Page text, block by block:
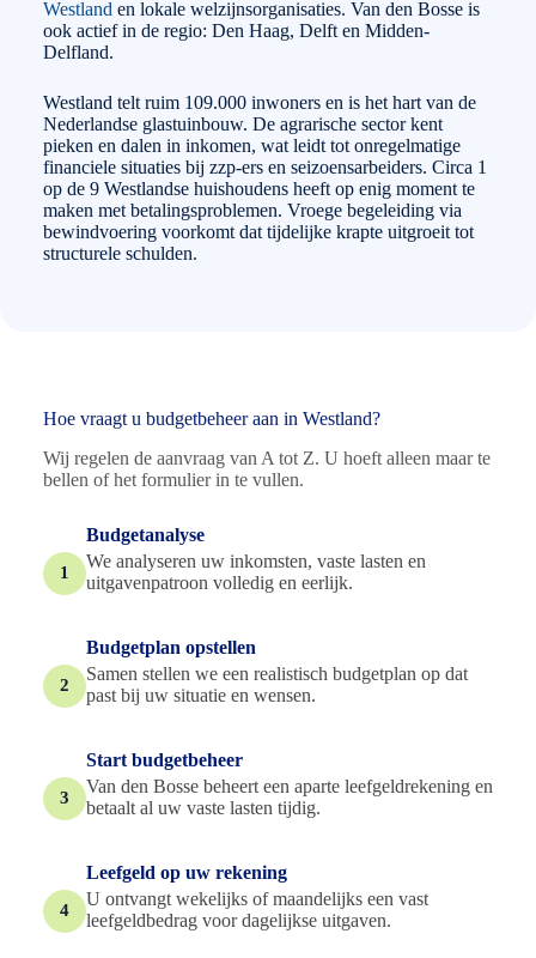
Westland en lokale welzijnsorganisaties. Van den Bosse is
ook actief in de regio: Den Haag, Delft en Midden-
Delfland.
Westland telt ruim 109.000 inwoners en is het hart van de
Nederlandse glastuinbouw. De agrarische sector kent
pieken en dalen in inkomen, wat leidt tot onregelmatige
financiele situaties bij zzp-ers en seizoensarbeiders. Circa 1
op de 9 Westlandse huishoudens heeft op enig moment te
maken met betalingsproblemen. Vroege begeleiding via
bewindvoering voorkomt dat tijdelijke krapte uitgroeit tot
structurele schulden.
Hoe vraagt u budgetbeheer aan in Westland?
Wij regelen de aanvraag van A tot Z. U hoeft alleen maar te
bellen of het formulier in te vullen.
1
Budgetanalyse
We analyseren uw inkomsten, vaste lasten en
uitgavenpatroon volledig en eerlijk.
2
Budgetplan opstellen
Samen stellen we een realistisch budgetplan op dat
past bij uw situatie en wensen.
3
Start budgetbeheer
Van den Bosse beheert een aparte leefgeldrekening en
betaalt al uw vaste lasten tijdig.
4
Leefgeld op uw rekening
U ontvangt wekelijks of maandelijks een vast
leefgeldbedrag voor dagelijkse uitgaven.